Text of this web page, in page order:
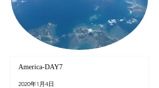
America-DAY7
2020年1月4日